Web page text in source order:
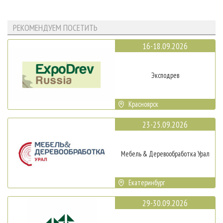
РЕКОМЕНДУЕМ ПОСЕТИТЬ
16-18.09.2026
Эксподрев
Красноярск
23-25.09.2026
Мебель & Деревообработка Урал
Екатеринбург
29-30.09.2026